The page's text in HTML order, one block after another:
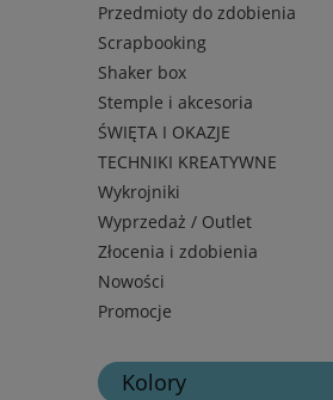
Przedmioty do zdobienia
Scrapbooking
Shaker box
Stemple i akcesoria
ŚWIĘTA I OKAZJE
TECHNIKI KREATYWNE
Wykrojniki
Wyprzedaż / Outlet
Złocenia i zdobienia
Nowości
Promocje
Kolory